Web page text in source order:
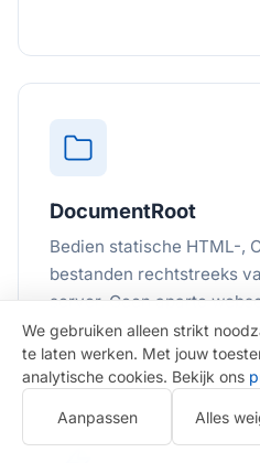
DocumentRoot
Bedien statische HTML-,
bestanden rechtstreeks
server. Geen aparte
We gebruiken alleen strikt
te laten werken. Met jouw
analytische cookies. Bekijk ons
Aanpassen Alles